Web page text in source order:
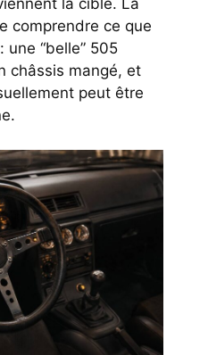
la cible. La
comprendre ce que
“belle” 505
châssis mangé, et
peut être